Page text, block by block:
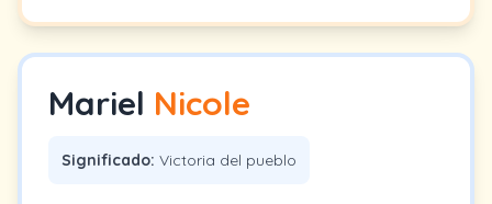
Mariel Nicole
Significado: Victoria del pueblo